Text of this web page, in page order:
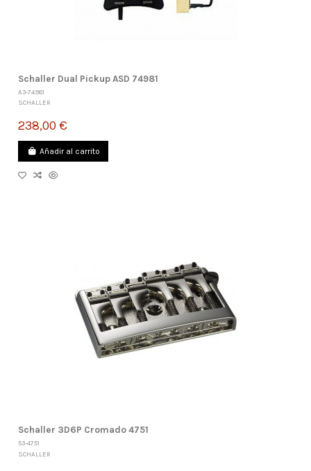
Schaller Dual Pickup ASD 74981
A3-74981
SCHALLER
238,00 €
Añadir al carrito
Schaller 3D6P Cromado 4751
53-4751
SCHALLER